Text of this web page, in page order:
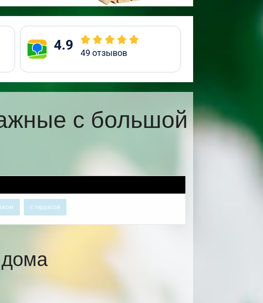
4.9 49 отзывов
с большой
с террасой